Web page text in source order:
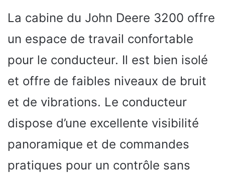
La cabine du John Deere 3200 offre
un espace de travail confortable
pour le conducteur. Il est bien isolé
et offre de faibles niveaux de bruit
et de vibrations. Le conducteur
dispose d’une excellente visibilité
panoramique et de commandes
pratiques pour un contrôle sans